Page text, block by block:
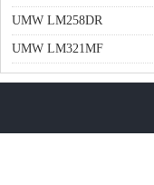
UMW LM258DR
UMW LM321MF